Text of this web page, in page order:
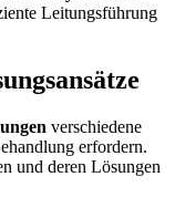
Leitungsführung
verschiedene
erfordern.
und deren Lösungen